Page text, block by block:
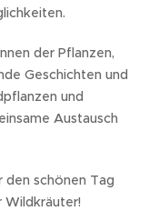
der Pflanzen,
Geschichten und
und
Austausch
den schönen Tag
🌿